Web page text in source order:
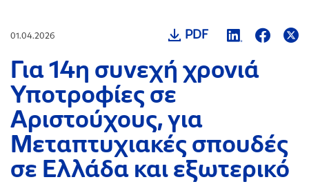
01.04.2026 PDF
Για 14η συνεχή χρονιά
Υποτροφίες σε
Αριστούχους, για
Μεταπτυχιακές σπουδές
σε Ελλάδα και εξωτερικό